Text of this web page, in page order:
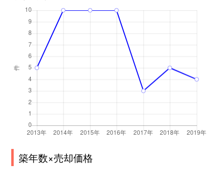
築年数×売却価格